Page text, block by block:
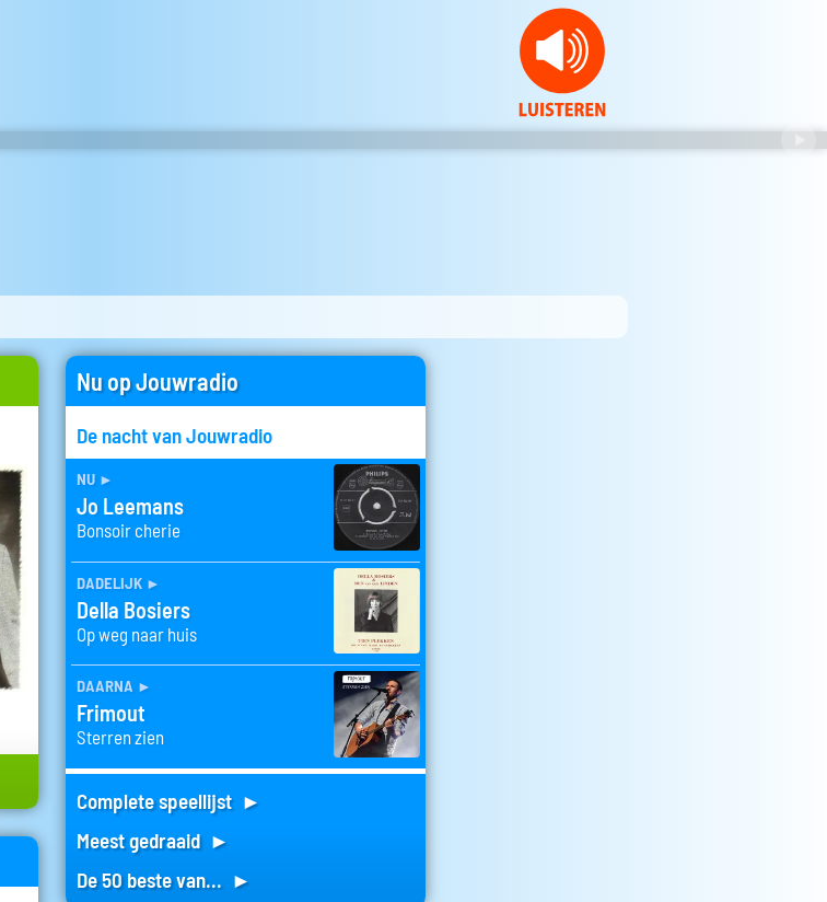
Nu op Jouwradio
De nacht van Jouwradio
nu ►
Jo Leemans
Bonsoir cherie
dadelijk ►
Della Bosiers
Op weg naar huis
daarna ►
Frimout
Sterren zien
Complete speellijst ►
Meest gedraaid ►
De 50 beste van... ►